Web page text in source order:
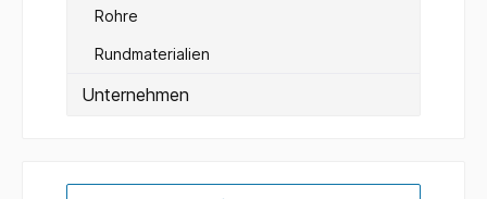
Rohre
Rundmaterialien
Unternehmen